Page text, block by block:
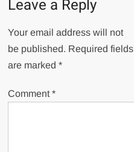
Leave a Reply
Your email address will not
be published. Required fields
are marked*
Comment*